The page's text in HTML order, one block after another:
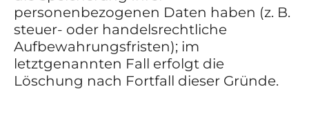
personenbezogenen Daten haben (z. B.
steuer- oder handelsrechtliche
Aufbewahrungsfristen); im
letztgenannten Fall erfolgt die
Löschung nach Fortfall dieser Gründe.